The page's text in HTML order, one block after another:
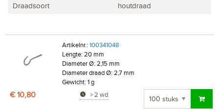
Draadsoort
houtdraad
Artikelnr.: 100341048
Lengte: 20 mm
Diameter Ø: 2,15 mm
Diameter draad Ø: 2,7 mm
Gewicht: 1 g
€ 10,80 > 2 wd